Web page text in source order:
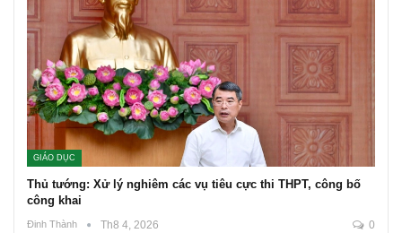
GIÁO DỤC
Thủ tướng: Xử lý nghiêm các vụ tiêu cực thi THPT, công bố
công khai
Đinh Thành Th8 4, 2026 0